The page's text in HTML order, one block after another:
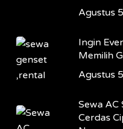
Agustus
Ingin
Memilih
Agustus
Sewa AC
Cerdas